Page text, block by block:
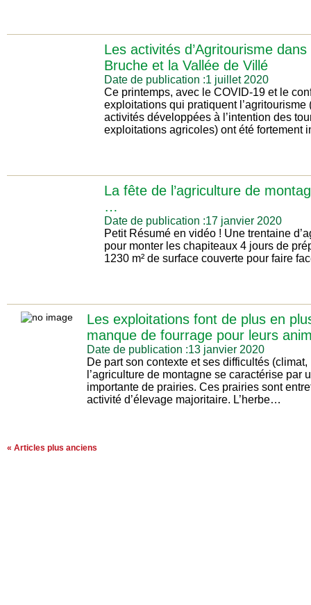
Les activités d’Agritourisme
Bruche et la Vallée de Villé
Date de publication :1 juillet 2020
Ce printemps, avec le COVID-19 et le
exploitations qui pratiquent l’agritourisme
activités développées à l’intention des
exploitations agricoles) ont été fortement
La fête de l’agriculture de
…
Date de publication :17 janvier 2020
Petit Résumé en vidéo ! Une trentaine
pour monter les chapiteaux 4 jours de
1230 m² de surface couverte pour faire
Les exploitations font de plus en
manque de fourrage pour leurs
Date de publication :13 janvier 2020
De part son contexte et ses difficultés (climat,
l’agriculture de montagne se caractérise par
importante de prairies. Ces prairies sont
activité d’élevage majoritaire. L’herbe…
« Articles plus anciens